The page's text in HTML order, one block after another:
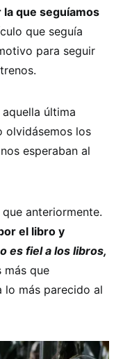
que seguíamos
que seguía
para seguir
última
olvidásemos los
esperaban al
anteriormente.
el libro y
es fiel a los libros,
más que
lo más parecido al